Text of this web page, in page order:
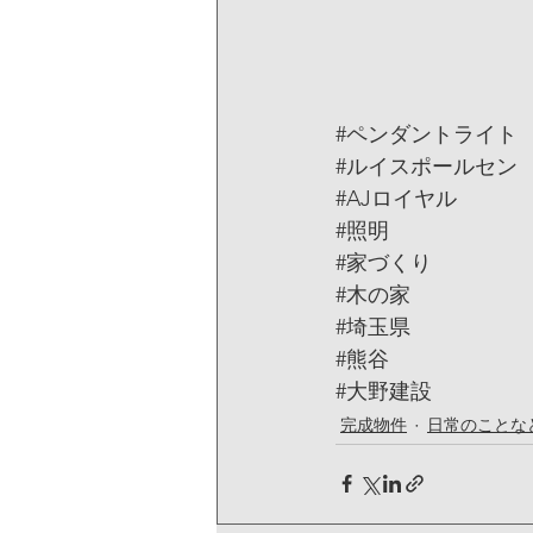
#ペンダントライト
#ルイスポールセン
#AJロイヤル
#照明
#家づくり
#木の家
#埼玉県
#熊谷
#大野建設
完成物件 日常のことな